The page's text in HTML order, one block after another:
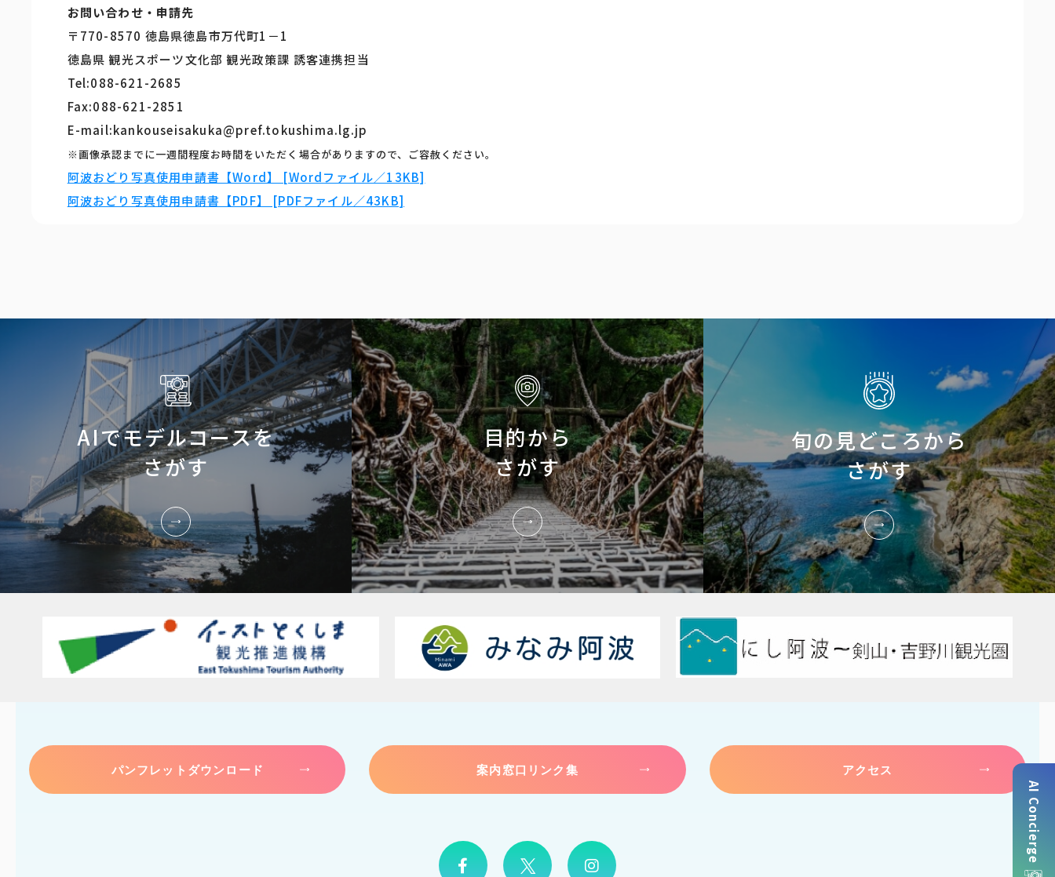
AI Concierge
お問い合わせ・申請先
〒770-8570 徳島県徳島市万代町1－1
徳島県 観光スポーツ文化部 観光政策課 誘客連携担当
Tel:088-621-2685
Fax:088-621-2851
E-mail:kankouseisakuka@pref.tokushima.lg.jp
※画像承認までに一週間程度お時間をいただく場合がありますので、ご容赦ください。
阿波おどり写真使用申請書【Word】 [Wordファイル／13KB]
阿波おどり写真使用申請書【PDF】 [PDFファイル／43KB]
AIでモデルコースを
さがす
目的から
さがす
旬の見どころから
さがす
パンフレットダウンロード 案内窓口リンク集 アクセス